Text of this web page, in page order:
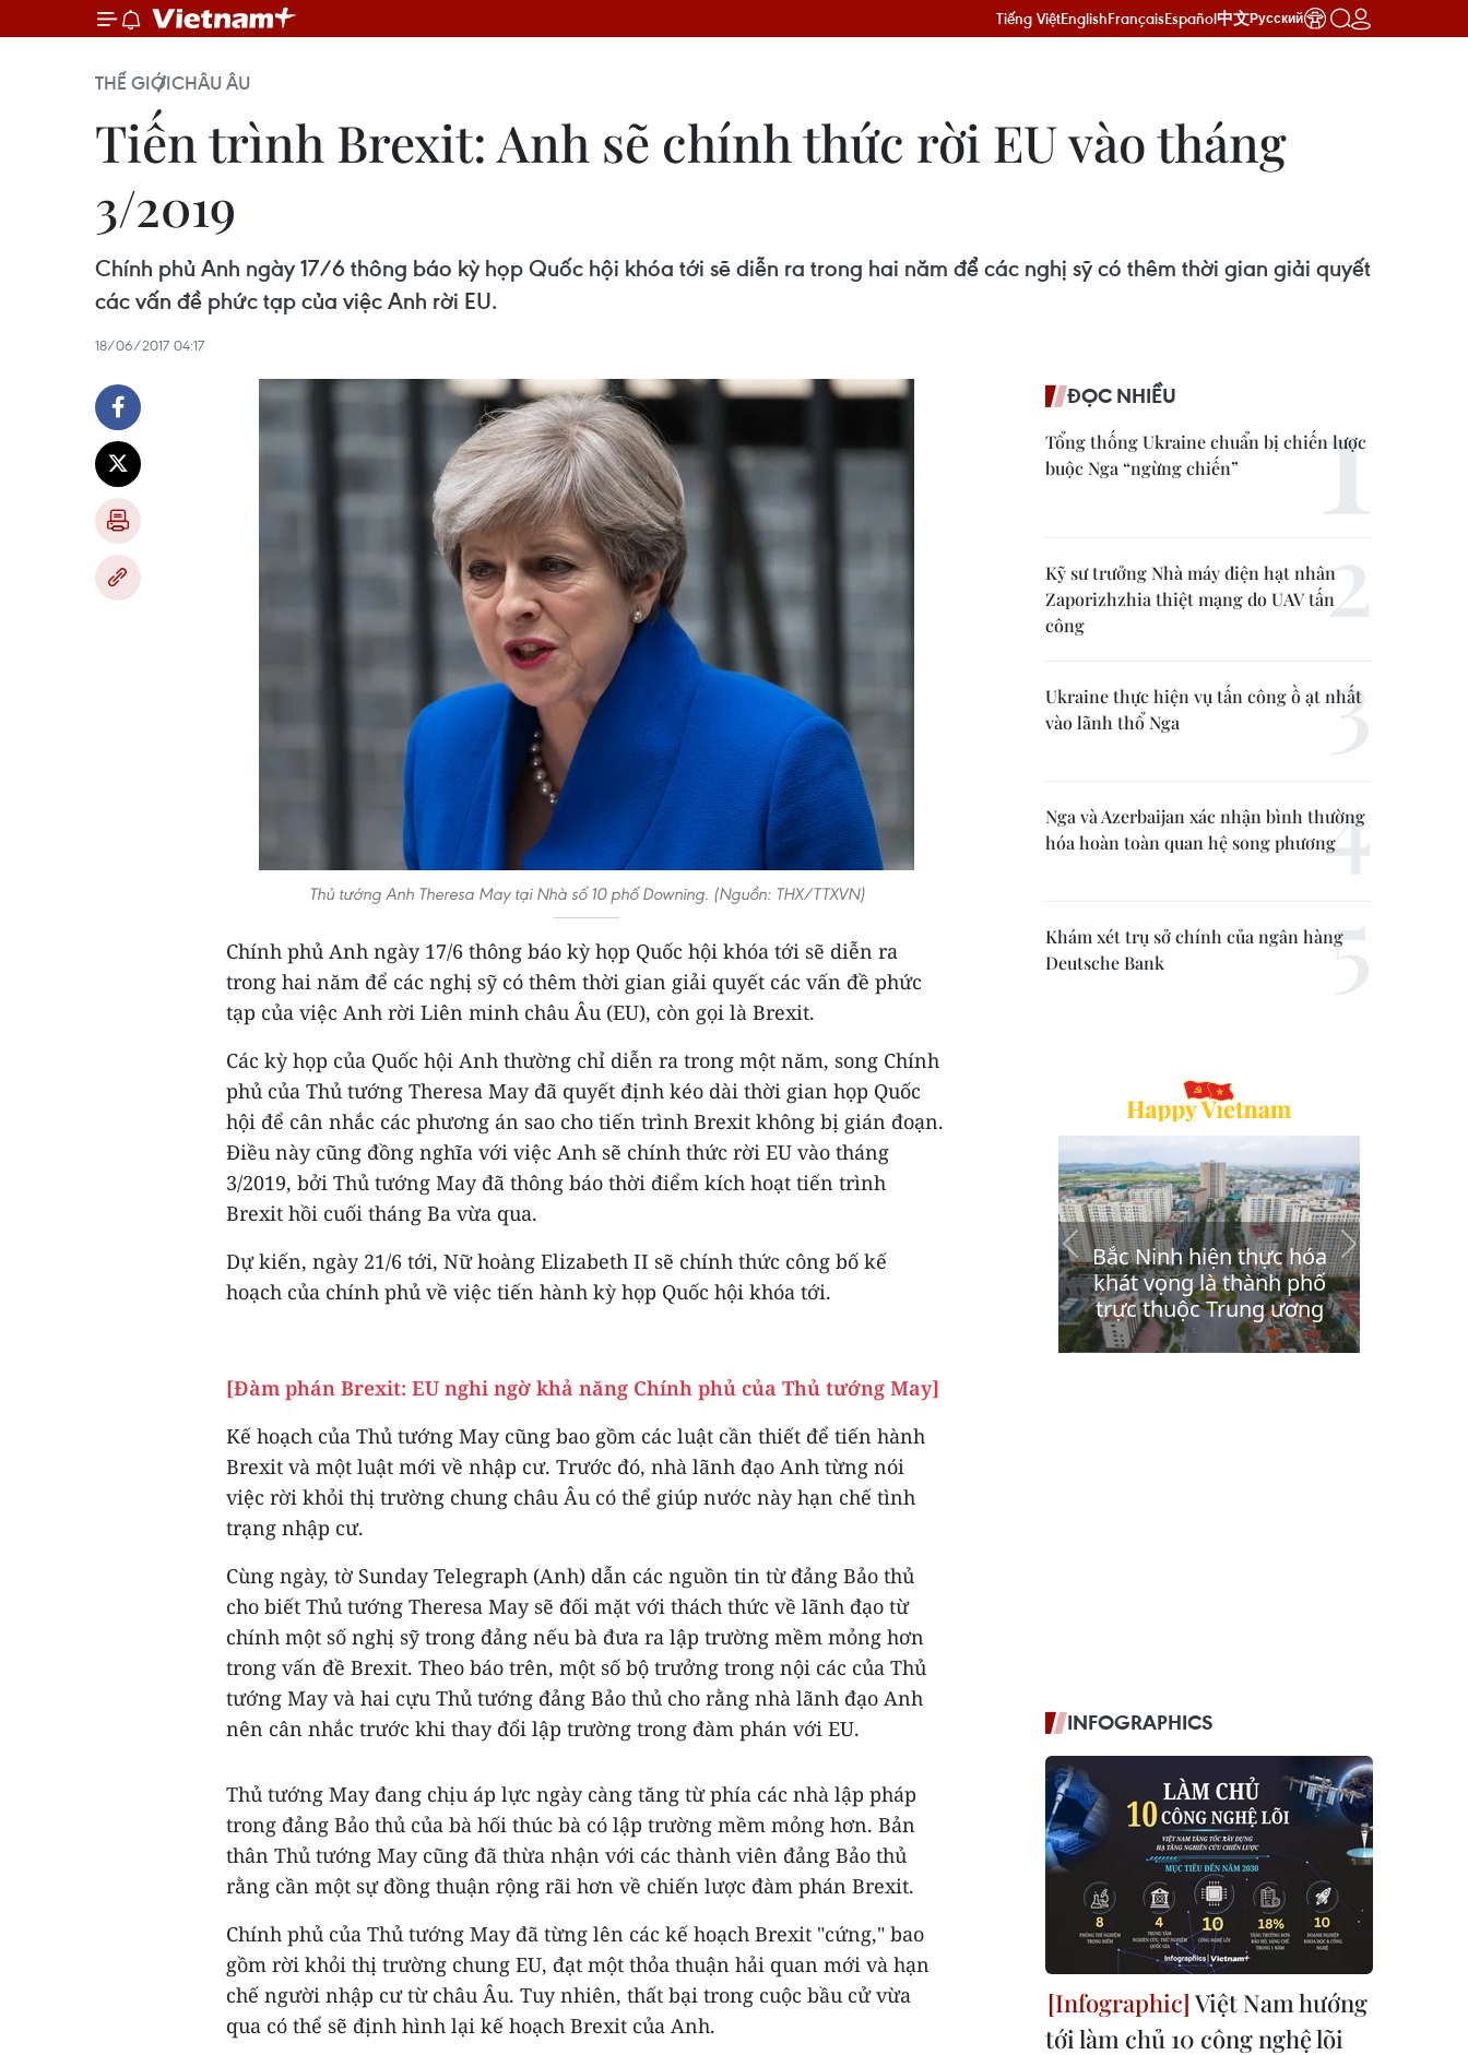
Tiếng ViệtEnglishFrançaisEspañol中文Русский
THẾ GIỚICHÂU ÂU
Tiến trình Brexit: Anh sẽ chính thức rời EU vào tháng
3/2019
Chính phủ Anh ngày 17/6 thông báo kỳ họp Quốc hội khóa tới sẽ diễn ra trong hai năm để các nghị sỹ có thêm thời gian giải quyết
các vấn đề phức tạp của việc Anh rời EU.
18/06/2017 04:17
Thủ tướng Anh Theresa May tại Nhà số 10 phố Downing. (Nguồn: THX/TTXVN)
Chính phủ Anh ngày 17/6 thông báo kỳ họp Quốc hội khóa tới sẽ diễn ra
trong hai năm để các nghị sỹ có thêm thời gian giải quyết các vấn đề phức
tạp của việc Anh rời Liên minh châu Âu (EU), còn gọi là Brexit.
Các kỳ họp của Quốc hội Anh thường chỉ diễn ra trong một năm, song Chính
phủ của Thủ tướng Theresa May đã quyết định kéo dài thời gian họp Quốc
hội để cân nhắc các phương án sao cho tiến trình Brexit không bị gián đoạn.
Điều này cũng đồng nghĩa với việc Anh sẽ chính thức rời EU vào tháng
3/2019, bởi Thủ tướng May đã thông báo thời điểm kích hoạt tiến trình
Brexit hồi cuối tháng Ba vừa qua.
Dự kiến, ngày 21/6 tới, Nữ hoàng Elizabeth II sẽ chính thức công bố kế
hoạch của chính phủ về việc tiến hành kỳ họp Quốc hội khóa tới.
[Đàm phán Brexit: EU nghi ngờ khả năng Chính phủ của Thủ tướng May]
Kế hoạch của Thủ tướng May cũng bao gồm các luật cần thiết để tiến hành
Brexit và một luật mới về nhập cư. Trước đó, nhà lãnh đạo Anh từng nói
việc rời khỏi thị trường chung châu Âu có thể giúp nước này hạn chế tình
trạng nhập cư.
Cùng ngày, tờ Sunday Telegraph (Anh) dẫn các nguồn tin từ đảng Bảo thủ
cho biết Thủ tướng Theresa May sẽ đối mặt với thách thức về lãnh đạo từ
chính một số nghị sỹ trong đảng nếu bà đưa ra lập trường mềm mỏng hơn
trong vấn đề Brexit. Theo báo trên, một số bộ trưởng trong nội các của Thủ
tướng May và hai cựu Thủ tướng đảng Bảo thủ cho rằng nhà lãnh đạo Anh
nên cân nhắc trước khi thay đổi lập trường trong đàm phán với EU.
Thủ tướng May đang chịu áp lực ngày càng tăng từ phía các nhà lập pháp
trong đảng Bảo thủ của bà hối thúc bà có lập trường mềm mỏng hơn. Bản
thân Thủ tướng May cũng đã thừa nhận với các thành viên đảng Bảo thủ
rằng cần một sự đồng thuận rộng rãi hơn về chiến lược đàm phán Brexit.
Chính phủ của Thủ tướng May đã từng lên các kế hoạch Brexit "cứng," bao
gồm rời khỏi thị trường chung EU, đạt một thỏa thuận hải quan mới và hạn
chế người nhập cư từ châu Âu. Tuy nhiên, thất bại trong cuộc bầu cử vừa
qua có thể sẽ định hình lại kế hoạch Brexit của Anh.
ĐỌC NHIỀU
Tổng thống Ukraine chuẩn bị chiến lược
buộc Nga “ngừng chiến”
Kỹ sư trưởng Nhà máy điện hạt nhân
Zaporizhzhia thiệt mạng do UAV tấn
công
Ukraine thực hiện vụ tấn công ồ ạt nhất
vào lãnh thổ Nga
Nga và Azerbaijan xác nhận bình thường
hóa hoàn toàn quan hệ song phương
Khám xét trụ sở chính của ngân hàng
Deutsche Bank
INFOGRAPHICS
Việt Nam hướng
tới làm chủ 10 công nghệ lõi